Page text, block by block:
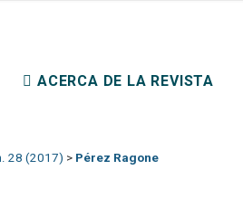
ACERCA DE LA REVISTA
28 (2017) > Pérez Ragone